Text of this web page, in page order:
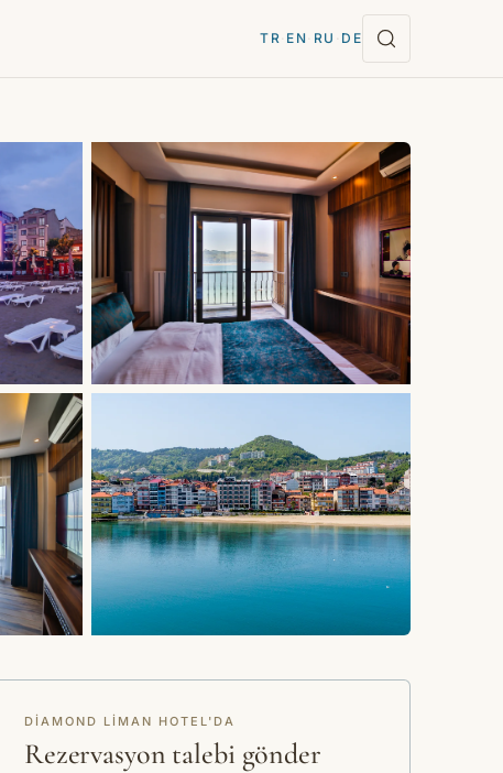
TR EN RU DE
+13 fotoğraf
DIAMOND LIMAN HOTEL'DA
Rezervasyon talebi gönder